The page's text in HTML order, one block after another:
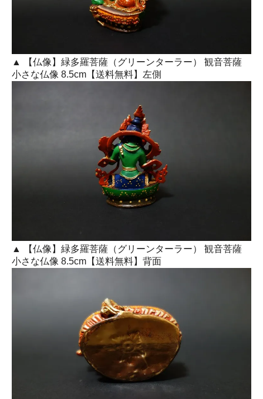
▲ 【仏像】緑多羅菩薩（グリーンターラー） 観音菩薩
小さな仏像 8.5cm【送料無料】左側
▲ 【仏像】緑多羅菩薩（グリーンターラー） 観音菩薩
小さな仏像 8.5cm【送料無料】背面